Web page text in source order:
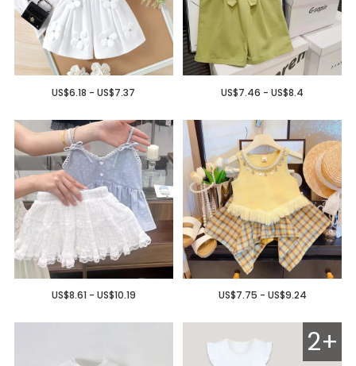
US$6.18 - US$7.37 US$7.46 - US$8.4
US$8.61 - US$10.19 US$7.75 - US$9.24
2+